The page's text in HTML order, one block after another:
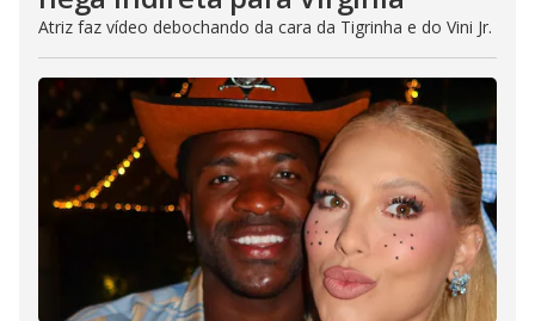
Atriz faz vídeo debochando da cara da Tigrinha e do Vini Jr.